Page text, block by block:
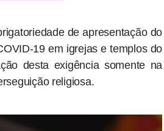
de apresentação do
19 em igrejas e templos do
desta exigência somente na
religiosa.